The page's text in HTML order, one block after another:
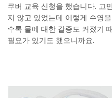
쿠버 교육 신청을 했습니다. 고
지 않고 있었는데 이렇게 수영
수록 물에 대한 갈증도 커졌기
필요가 있기도 했으니까요.